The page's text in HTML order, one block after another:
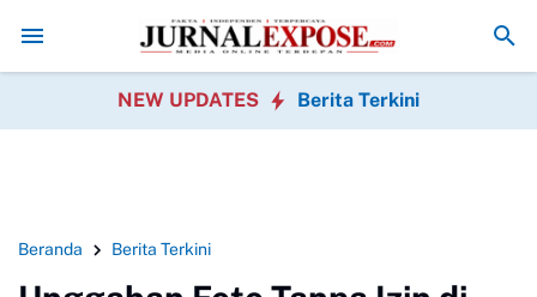
dan Siap DiauditKorcam SPPG Kabandungan Sambut Awak
NEW UPDATES Berita Terkini
Beranda Berita Terkini